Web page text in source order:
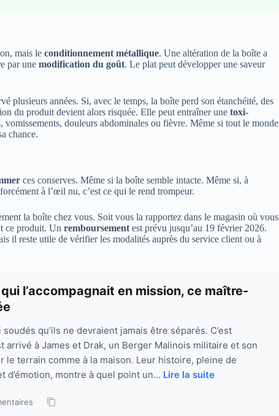
mais le conditionnement métallique. Une altération de la boîte a
par une modification du goût. Le plat peut développer une saveur
plusieurs années. Si, avec le temps, la boîte perd son étanchéité, des
du produit devient alors risquée. Elle peut entraîner une toxi-
vomissements, douleurs abdominales ou fièvre. Même si tout le monde
chance.
ces conserves. Même si la boîte semble intacte. Même si, à
à l’œil nu, c’est ce qui le rend trompeur.
la boîte chez vous. Soit vous la rapportez dans le magasin où vous
ce produit. Un remboursement est prévu jusqu’au 19 février 2026.
il reste utile de vérifier les modalités auprès du service client ou à
l’accompagnait en mission, ce maître-
qu’ils ne devraient jamais être séparés. C’est
arrivé à James et Drak, un Berger Malinois militaire et son
le terrain comme à la maison. Leur histoire, pleine de
d’émotion, montre à quel point un... Lire la suite
·